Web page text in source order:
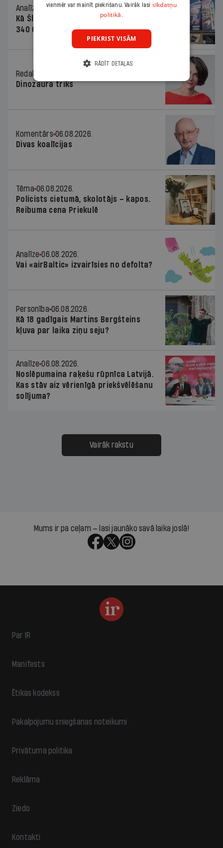
Analīze
06.08.2026.
Kā Šlesera partija palika nesodīta par
340 000 vērtu reklāmas kampaņu
Redaktores sleja
Dinozaura triks
Komentārs 06.08.2026.
Divas koalīcijas
Tēma 06.08.2026.
Policists cietumā, skolotājs – kapos.
Reibuma cena Priekulē
Analīze 06.08.2026.
Vai «airBaltic» izvairīsies no defolta?
Personība 06.08.2026.
Kā 18 gadīgais Martins Bergšteins
kļuva par laika ziņu seju?
Analīze 06.08.2026.
Noslēpumaina raķešu rūpnīca Latvijā.
Kas stāv aiz vērienīgā priekšvēlēšanu
solījuma?
Vairāk rakstu
Mums ir pa ceļam — lasi jaunāko savā laika joslā!
Par IR
Manifests
Ētikas kodekss
Pakalpojumu sniegšanas noteikumi
Privātuma politika
Reklāma
Ziedo
Kontakti
vienmēr var mainīt piekrišanu. Vairāk lasi sīkdatņu
politikā.
PIEKRIST VISĀM
RĀDĪT DETAĻAS